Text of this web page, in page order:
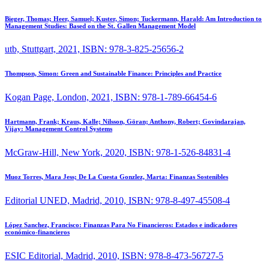
Bieger, Thomas; Heer, Samuel; Kuster, Simon; Tuckermann, Harald: Am Introduction to
Management Studies: Based on the St. Gallen Management Model
utb, Stuttgart, 2021, ISBN: 978-3-825-25656-2
Thompson, Simon: Green and Sustainable Finance: Principles and Practice
Kogan Page, London, 2021, ISBN: 978-1-789-66454-6
Hartmann, Frank; Kraus, Kalle; Nilsson, Göran; Anthony, Robert; Govindarajan,
Vijay: Management Control Systems
McGraw-Hill, New York, 2020, ISBN: 978-1-526-84831-4
Muoz Torres, Mara Jess; De La Cuesta Gonzlez, Marta: Finanzas Sostenibles
Editorial UNED, Madrid, 2010, ISBN: 978-8-497-45508-4
López Sanchez, Francisco: Finanzas Para No Financieros: Estados e indicadores
económico-financieros
ESIC Editorial, Madrid, 2010, ISBN: 978-8-473-56727-5